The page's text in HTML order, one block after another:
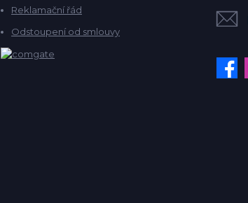
Reklamační řád
Odstoupení od smlouvy